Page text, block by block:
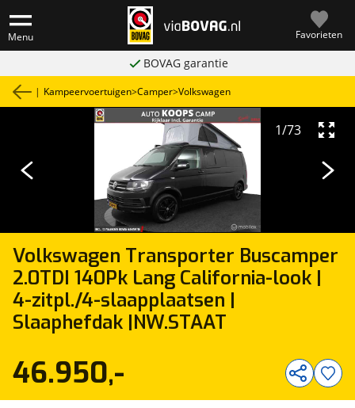
Menu Favorieten
BOVAG garantie
| Kampeervoertuigen>Camper>Volkswagen
Volkswagen Transporter Buscamper
2.0TDI 140Pk Lang California-look |
4-zitpl./4-slaapplaatsen |
Slaaphefdak |NW.STAAT
1/73
46.950,-